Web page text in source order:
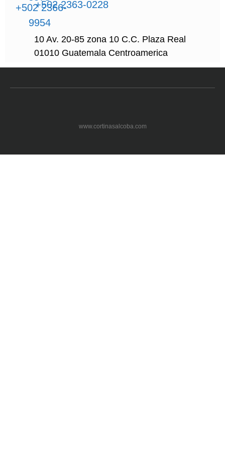
+502 2363-0228
+502 2366-
9954
10 Av. 20-85 zona 10 C.C. Plaza Real
01010 Guatemala Centroamerica
www.cortinasalcoba.com